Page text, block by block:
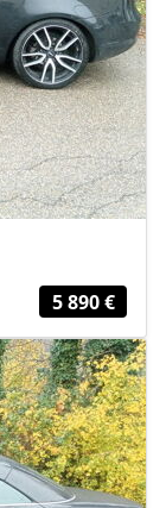
5 890 €